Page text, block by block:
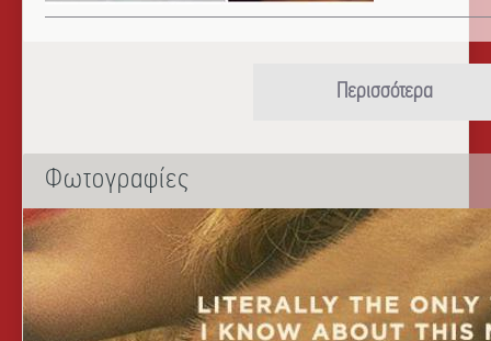
Περισσότερα
Φωτογραφίες